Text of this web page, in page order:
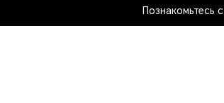
Познакомьтесь с